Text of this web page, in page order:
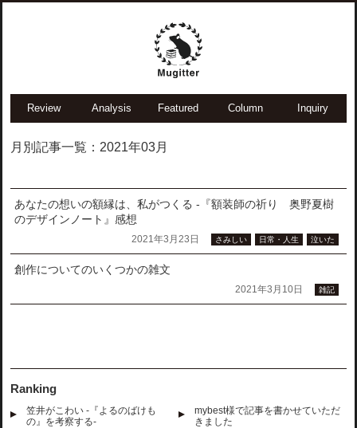
Review Analysis Featured Column Inquiry
月別記事一覧：2021年03月
あなたの想いの額縁は、私がつくる -『額装師の祈り 奥野夏樹
のデザインノート』感想
2021年3月23日 さみしい 日常・人生 泣いた
創作についてのいくつかの雑文
2021年3月10日 雑記
Ranking
笠井がこわい -『よるのばけも
の』を考察する-
mybest様で記事を書かせていただ
きました